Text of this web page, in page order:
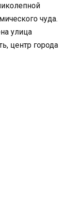
чуда.
улица
центр города